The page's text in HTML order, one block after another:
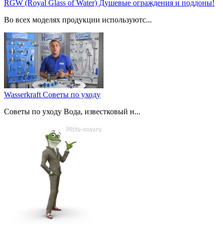
RGW (Royal Glass of Water) Душевые ограждения и поддоны!
Во всех моделях продукции используютс...
Wasserkraft Советы по уходу
Советы по уходу Вода, известковый н...